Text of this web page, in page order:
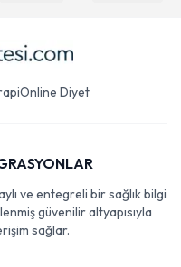
Online Diyet
ve entegreli bir sağlık bilgi
güvenilir altyapısıyla
sağlar.